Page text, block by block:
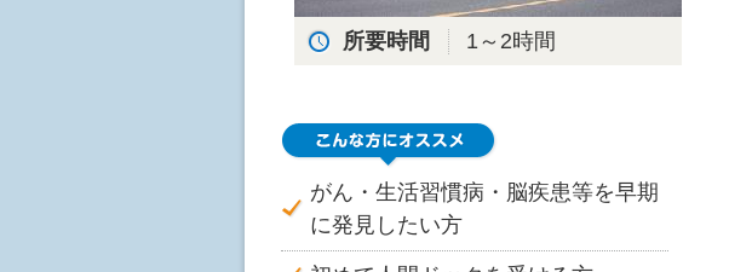
所要時間 1～2時間
がん・生活習慣病・脳疾患等を早期
に発見したい方